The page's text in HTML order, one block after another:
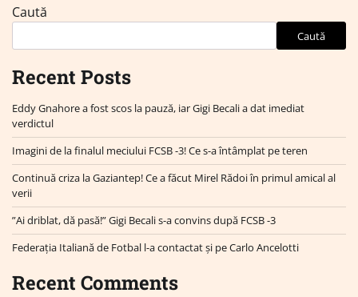
Caută
Caută
Recent Posts
Eddy Gnahore a fost scos la pauză, iar Gigi Becali a dat imediat
verdictul
Imagini de la finalul meciului FCSB -3! Ce s-a întâmplat pe teren
Continuă criza la Gaziantep! Ce a făcut Mirel Rădoi în primul amical al
verii
”Ai driblat, dă pasă!” Gigi Becali s-a convins după FCSB -3
Federația Italiană de Fotbal l-a contactat și pe Carlo Ancelotti
Recent Comments